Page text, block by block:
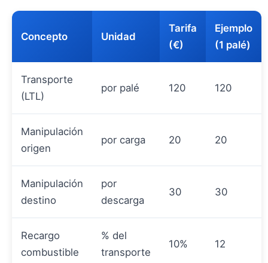
Concepto Unidad
Tarifa
(€)
Ejemplo
(1 palé)
Transporte
(LTL)
por palé 120 120
Manipulación
origen
por carga 20 20
Manipulación
destino
por
descarga
30 30
Recargo
combustible
% del
transporte
10% 12